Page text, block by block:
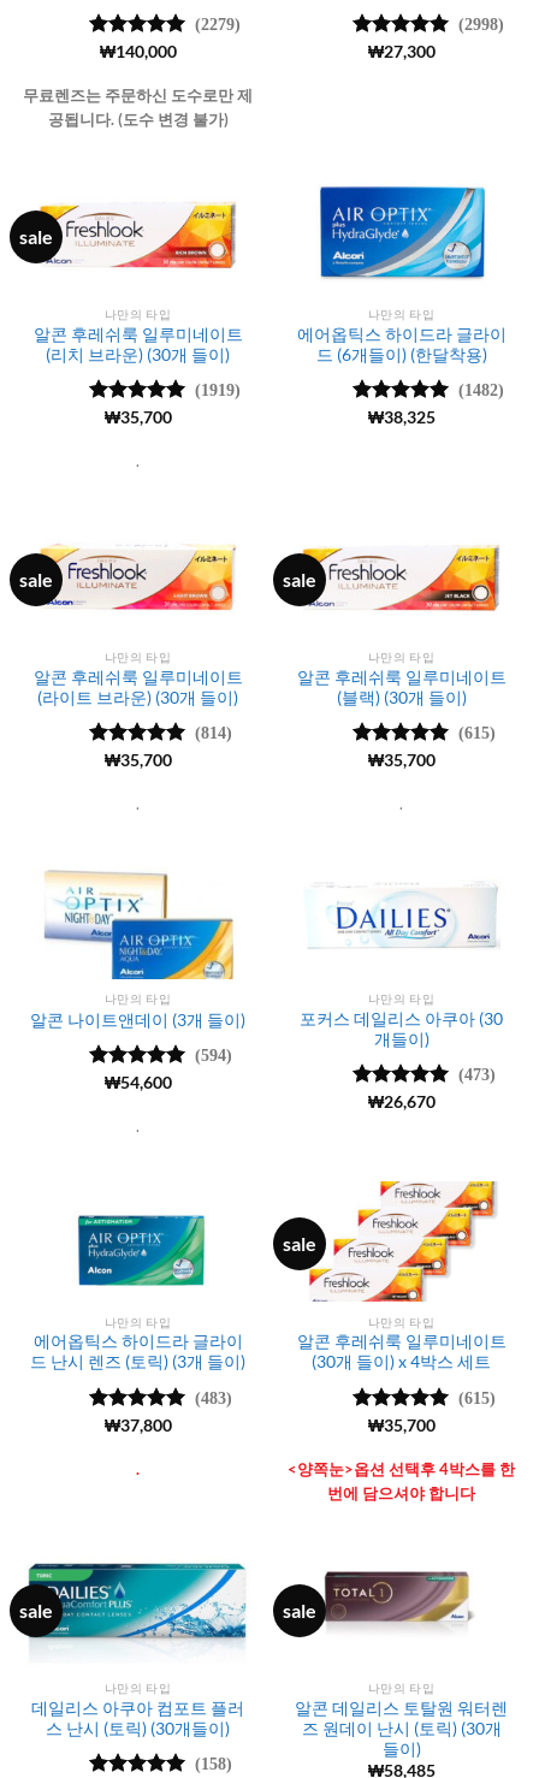
5 중에서
가됨
(2279)
₩140,000
무료렌즈는 주문하신 도수로만 제
공됩니다. (도수 변경 불가)
5 중에서
(2998)
₩27,300
sale
나만의 타입
알콘 후레쉬룩 일루미네이트
(리치 브라운) (30개 들이)
5 중에서
(1919)
₩35,700
.
나만의 타입
에어옵틱스 하이드라 글라이
드 (6개들이) (한달착용)
5 중에서
(1482)
₩38,325
sale
나만의 타입
알콘 후레쉬룩 일루미네이트
(라이트 브라운) (30개 들이)
5 중에서
(814)
₩35,700
.
sale
나만의 타입
알콘 후레쉬룩 일루미네이트
(블랙) (30개 들이)
5 중에서
(615)
₩35,700
.
나만의 타입
알콘 나이트앤데이 (3개 들이)
5 중에서
(594)
₩54,600
.
나만의 타입
포커스 데일리스 아쿠아 (30
개들이)
5 중에서
(473)
₩26,670
나만의 타입
에어옵틱스 하이드라 글라이
드 난시 렌즈 (토릭) (3개 들이)
5 중에서
(483)
₩37,800
.
sale
나만의 타입
알콘 후레쉬룩 일루미네이트
(30개 들이) x 4박스 세트
5 중에서
(615)
₩35,700
<양쪽눈>옵션 선택후 4박스를 한
번에 담으셔야 합니다
sale
나만의 타입
데일리스 아쿠아 컴포트 플러
스 난시 (토릭) (30개들이)
(158)
sale
나만의 타입
알콘 데일리스 토탈원 워터렌
즈 원데이 난시 (토릭) (30개
들이)
₩58,485